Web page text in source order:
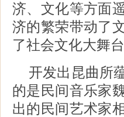
济、文化等方面
济的繁荣带动了
了社会文化大舞台
开发出昆曲所
的是民间音乐家
出的民间艺术家